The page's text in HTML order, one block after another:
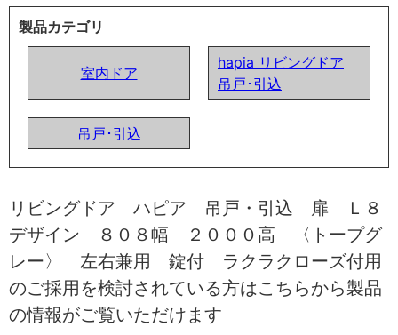
製品カテゴリ
室内ドア
hapia リビングドア
吊戸･引込
吊戸･引込
リビングドア ハピア 吊戸・引込 扉 Ｌ８
デザイン ８０８幅 ２０００高 〈トープグ
レー〉 左右兼用 錠付 ラクラクローズ付用
のご採用を検討されている方はこちらから製品
の情報がご覧いただけます